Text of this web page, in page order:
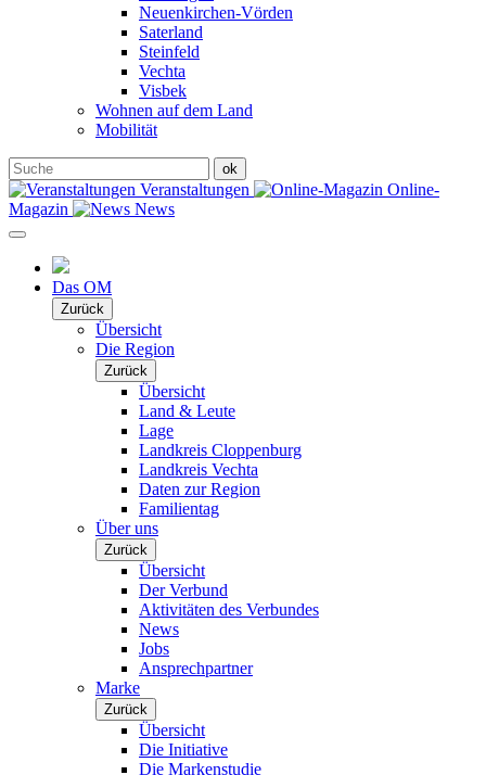
Neuenkirchen-Vörden
Saterland
Steinfeld
Vechta
Visbek
Wohnen auf dem Land
Mobilität
Veranstaltungen
Online-
Magazin
News
Das OM
Zurück
Übersicht
Die Region
Zurück
Übersicht
Land & Leute
Lage
Landkreis Cloppenburg
Landkreis Vechta
Daten zur Region
Familientag
Über uns
Zurück
Übersicht
Der Verbund
Aktivitäten des Verbundes
News
Jobs
Ansprechpartner
Marke
Zurück
Übersicht
Die Initiative
Die Markenstudie